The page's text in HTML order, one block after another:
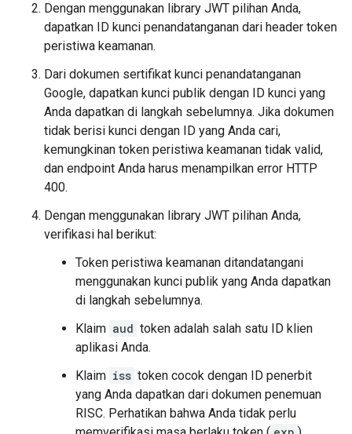
Dengan menggunakan library JWT pilihan Anda,
dapatkan ID kunci penandatanganan dari header token
peristiwa keamanan.
Dari dokumen sertifikat kunci penandatanganan
Google, dapatkan kunci publik dengan ID kunci yang
Anda dapatkan di langkah sebelumnya. Jika dokumen
tidak berisi kunci dengan ID yang Anda cari,
kemungkinan token peristiwa keamanan tidak valid,
dan endpoint Anda harus menampilkan error HTTP
400.
Dengan menggunakan library JWT pilihan Anda,
verifikasi hal berikut:
Token peristiwa keamanan ditandatangani
menggunakan kunci publik yang Anda dapatkan
di langkah sebelumnya.
Klaim aud token adalah salah satu ID klien
aplikasi Anda.
Klaim iss token cocok dengan ID penerbit
yang Anda dapatkan dari dokumen penemuan
RISC. Perhatikan bahwa Anda tidak perlu